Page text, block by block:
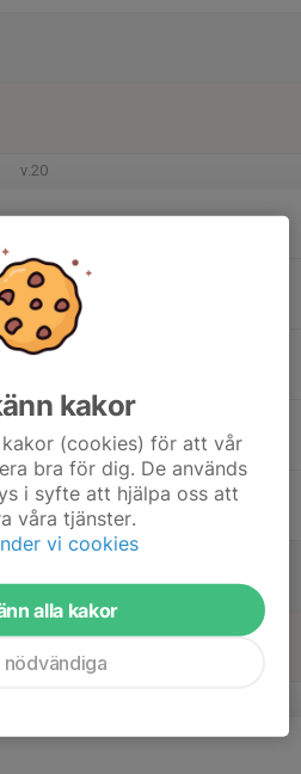
v.20
kakor
(cookies) för att vår
bra för dig. De används
i syfte att hjälpa oss att
våra tjänster.
vi cookies
alla kakor
nödvändiga